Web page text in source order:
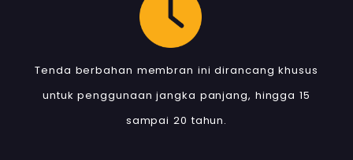
Tenda berbahan membran ini dirancang khusus
untuk penggunaan jangka panjang, hingga 15
sampai 20 tahun.